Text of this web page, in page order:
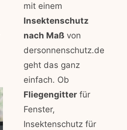
mit einem
Insektenschutz
nach Maß von
dersonnenschutz.de
geht das ganz
einfach. Ob
Fliegengitter für
Fenster,
Insektenschutz für